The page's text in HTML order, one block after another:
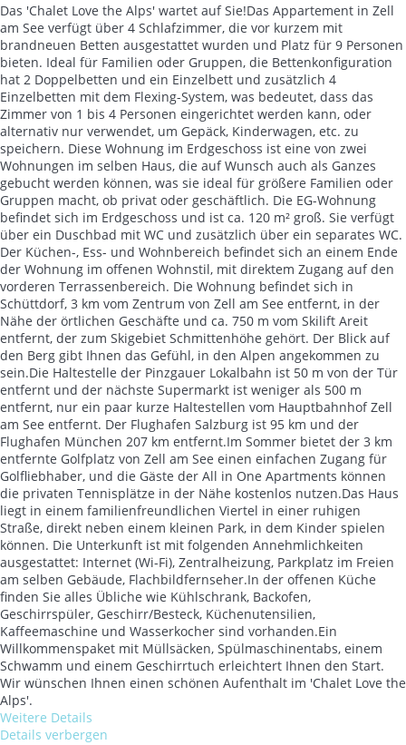
Das 'Chalet Love the Alps' wartet auf Sie!Das Appartement in Zell
am See verfügt über 4 Schlafzimmer, die vor kurzem mit
brandneuen Betten ausgestattet wurden und Platz für 9 Personen
bieten. Ideal für Familien oder Gruppen, die Bettenkonfiguration
hat 2 Doppelbetten und ein Einzelbett und zusätzlich 4
Einzelbetten mit dem Flexing-System, was bedeutet, dass das
Zimmer von 1 bis 4 Personen eingerichtet werden kann, oder
alternativ nur verwendet, um Gepäck, Kinderwagen, etc. zu
speichern. Diese Wohnung im Erdgeschoss ist eine von zwei
Wohnungen im selben Haus, die auf Wunsch auch als Ganzes
gebucht werden können, was sie ideal für größere Familien oder
Gruppen macht, ob privat oder geschäftlich. Die EG-Wohnung
befindet sich im Erdgeschoss und ist ca. 120 m² groß. Sie verfügt
über ein Duschbad mit WC und zusätzlich über ein separates WC.
Der Küchen-, Ess- und Wohnbereich befindet sich an einem Ende
der Wohnung im offenen Wohnstil, mit direktem Zugang auf den
vorderen Terrassenbereich. Die Wohnung befindet sich in
Schüttdorf, 3 km vom Zentrum von Zell am See entfernt, in der
Nähe der örtlichen Geschäfte und ca. 750 m vom Skilift Areit
entfernt, der zum Skigebiet Schmittenhöhe gehört. Der Blick auf
den Berg gibt Ihnen das Gefühl, in den Alpen angekommen zu
sein.Die Haltestelle der Pinzgauer Lokalbahn ist 50 m von der Tür
entfernt und der nächste Supermarkt ist weniger als 500 m
entfernt, nur ein paar kurze Haltestellen vom Hauptbahnhof Zell
am See entfernt. Der Flughafen Salzburg ist 95 km und der
Flughafen München 207 km entfernt.Im Sommer bietet der 3 km
entfernte Golfplatz von Zell am See einen einfachen Zugang für
Golfliebhaber, und die Gäste der All in One Apartments können
die privaten Tennisplätze in der Nähe kostenlos nutzen.Das Haus
liegt in einem familienfreundlichen Viertel in einer ruhigen
Straße, direkt neben einem kleinen Park, in dem Kinder spielen
können. Die Unterkunft ist mit folgenden Annehmlichkeiten
ausgestattet: Internet (Wi-Fi), Zentralheizung, Parkplatz im Freien
am selben Gebäude, Flachbildfernseher.In der offenen Küche
finden Sie alles Übliche wie Kühlschrank, Backofen,
Geschirrspüler, Geschirr/Besteck, Küchenutensilien,
Kaffeemaschine und Wasserkocher sind vorhanden.Ein
Willkommenspaket mit Müllsäcken, Spülmaschinentabs, einem
Schwamm und einem Geschirrtuch erleichtert Ihnen den Start.
Wir wünschen Ihnen einen schönen Aufenthalt im 'Chalet Love the
Alps'.
Weitere Details
Details verbergen